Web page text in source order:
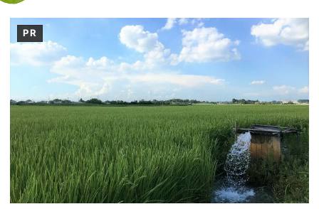
PR